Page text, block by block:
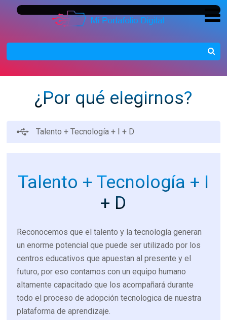
¿Por qué elegirnos?
Talento + Tecnología + I + D
Talento + Tecnología + I
+ D
Reconocemos que el talento y la tecnología generan
un enormepotencial que puede ser utilizado por los
centros educativos que apuestan alpresente y el
futuro, por eso contamos con un equipo humano
altamente capacitadoque los acompañará durante
todo el proceso de adopción tecnologica de nuestra
plataforma de aprendizaje